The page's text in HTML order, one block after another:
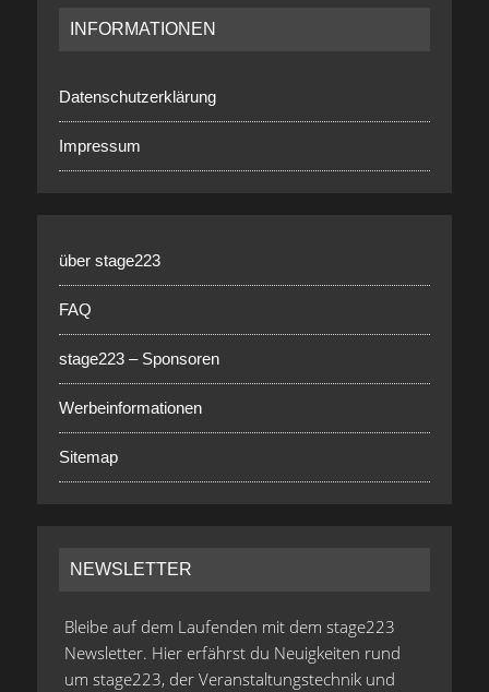
INFORMATIONEN
Datenschutzerklärung
Impressum
über stage223
FAQ
stage223 – Sponsoren
Werbeinformationen
Sitemap
NEWSLETTER
Bleibe auf dem Laufenden mit dem stage223
Newsletter. Hier erfährst du Neuigkeiten rund
um stage223, der Veranstaltungstechnik und